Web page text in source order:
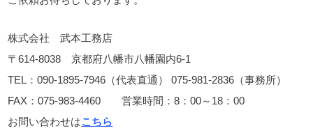
株式会社 武本工務店
〒614-8038 京都府八幡市八幡園内6-1
TEL：090-1895-7946（代表直通） 075-981-2836（事務所）
FAX：075-983-4460 営業時間：8：00～18：00
お問い合わせはこちら